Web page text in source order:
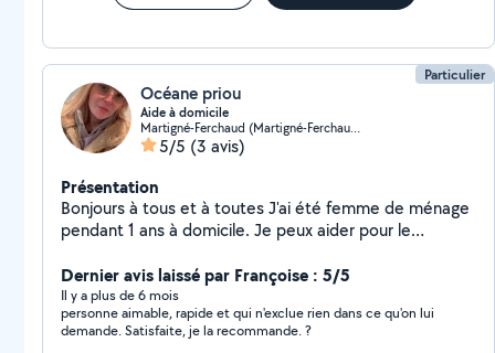
Particulier
Océane priou
Aide à domicile
Martigné-Ferchaud (Martigné-Ferchaud)
5/5 (3 avis)
Présentation
Bonjours à tous et à toutes J'ai été femme de ménage
pendant 1 ans à domicile. Je peux aider pour le
machines à laver ,pas de repassage pour ma part. 10
mois de ménage en Ephad. N'hésitez pas à me
contacter à tout moment.
Dernier avis laissé par Françoise : 5/5
Il y a plus de 6 mois
personne aimable, rapide et qui n'exclue rien dans ce qu'on lui
demande. Satisfaite, je la recommande. ?